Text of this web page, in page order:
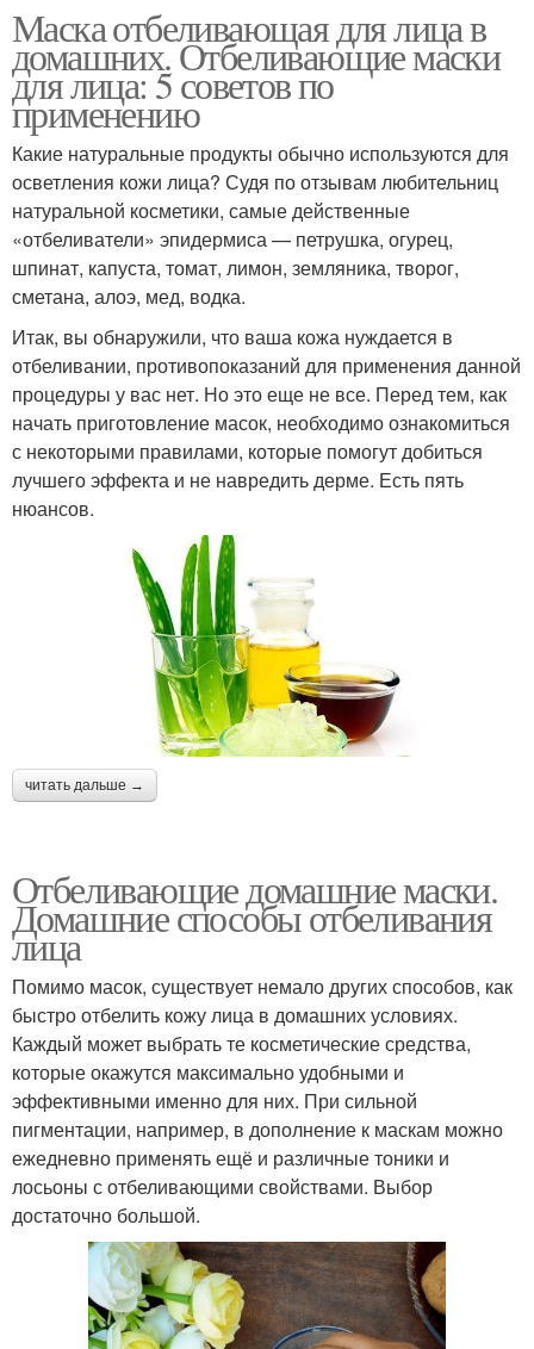
Маска отбеливающая для лица в
домашних. Отбеливающие маски
для лица: 5 советов по
применению
Какие натуральные продукты обычно используются для
осветления кожи лица? Судя по отзывам любительниц
натуральной косметики, самые действенные
«отбеливатели» эпидермиса — петрушка, огурец,
шпинат, капуста, томат, лимон, земляника, творог,
сметана, алоэ, мед, водка.
Итак, вы обнаружили, что ваша кожа нуждается в
отбеливании, противопоказаний для применения данной
процедуры у вас нет. Но это еще не все. Перед тем, как
начать приготовление масок, необходимо ознакомиться
с некоторыми правилами, которые помогут добиться
лучшего эффекта и не навредить дерме. Есть пять
нюансов.
читать дальше →
Отбеливающие домашние маски.
Домашние способы отбеливания
лица
Помимо масок, существует немало других способов, как
быстро отбелить кожу лица в домашних условиях.
Каждый может выбрать те косметические средства,
которые окажутся максимально удобными и
эффективными именно для них. При сильной
пигментации, например, в дополнение к маскам можно
ежедневно применять ещё и различные тоники и
лосьоны с отбеливающими свойствами. Выбор
достаточно большой.